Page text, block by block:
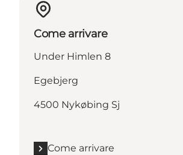
Come arrivare
Under Himlen 8
Egebjerg
4500 Nykøbing Sj
Come arrivare